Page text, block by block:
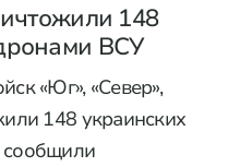
148
ВСУ
«Юг», «Север»,
148 украинских
сообщили